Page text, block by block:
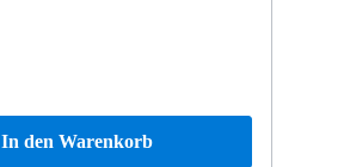
In den Warenkorb